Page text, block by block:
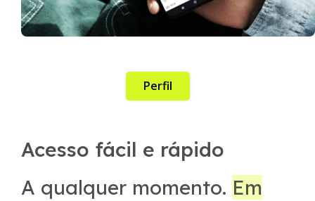
Perfil
Acesso fácil e rápido
A qualquer momento. Em